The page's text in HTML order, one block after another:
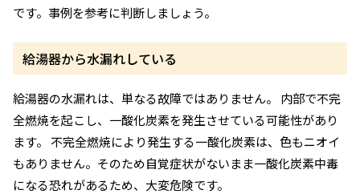
です。事例を参考に判断しましょう。
給湯器から水漏れしている
給湯器の水漏れは、単なる故障ではありません。 内部で不完
全燃焼を起こし、一酸化炭素を発生させている可能性があり
ます。 不完全燃焼により発生する一酸化炭素は、色もニオイ
もありません。そのため自覚症状がないまま一酸化炭素中毒
になる恐れがあるため、大変危険です。